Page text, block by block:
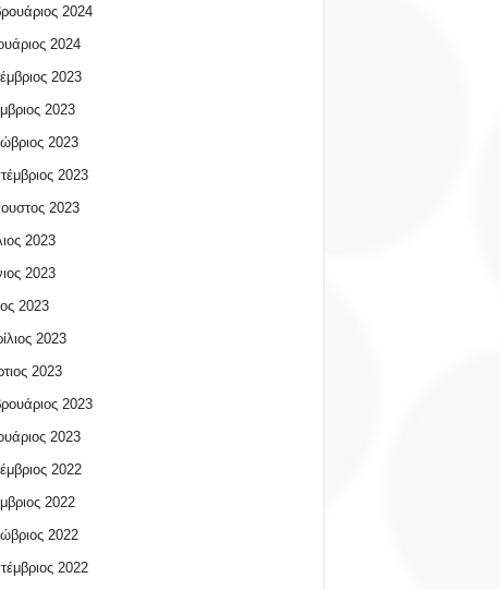
2024
2024
2023
2023
2023
2023
2023
2023
2023
2023
2023
2023
2023
2023
2022
2022
2022
2022